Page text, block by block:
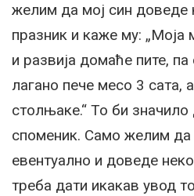
желим да мој син доведе
празник и каже му: „Моја
и развија домаће пите,
лагано пече месо 3 сата,
столњаке.“ То би
споменик. Само желим да
евентуално и доведе
треба дати икакав увод